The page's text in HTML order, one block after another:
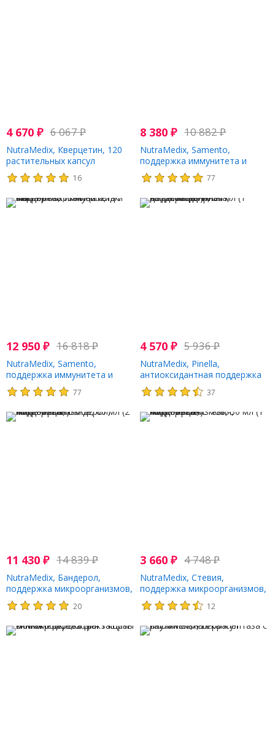
4 670 ₽ 6 067₽
NutraMedix, Кверцетин, 120
растительных капсул
16
8 380₽ 10 882₽
NutraMedix, Samento,
поддержка иммунитета и
микробов, 30 мл (1 жидк.
Унция)
77
12 950 ₽ 16 818₽
NutraMedix, Samento,
поддержка иммунитета и
микробов, 60 мл (2 жидк.
Унции)
77
4 570₽ 5 936₽
NutraMedix, Pinella,
антиоксидантная поддержка
при детоксикации, 30 мл (1
жидк. Унция)
37
11 430 ₽ 14 839₽
NutraMedix, Бандерол,
поддержка микроорганизмов,
60 мл (2 жидк. Унции)
20
3 660₽ 4 748₽
NutraMedix, Стевия,
поддержка микроорганизмов,
30 мл (1 жидк. Унция)
12